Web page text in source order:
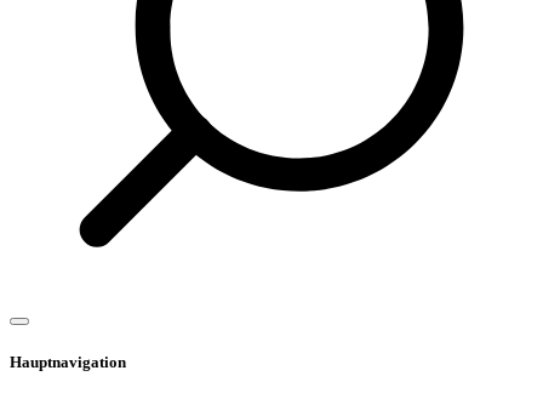
Hauptnavigation